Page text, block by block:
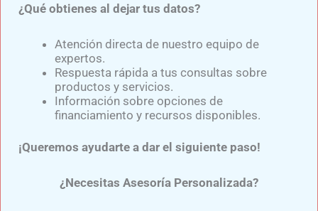
da clic al siguiente botón:​
¿Qué obtienes al dejar tus datos?
Atención directa de nuestro equipo de
expertos.
Respuesta rápida a tus consultas sobre
productos y servicios.
Información sobre opciones de
financiamiento y recursos disponibles.
¡Queremos ayudarte a dar el siguiente paso!
¿Necesitas Asesoría Personalizada?